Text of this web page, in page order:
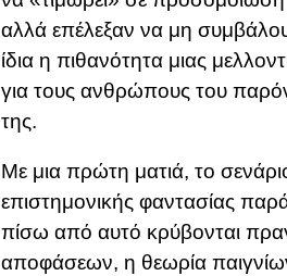
αλλά επέλεξαν να μη
ίδια η πιθανότητα μιας
για τους ανθρώπους του
της.
Με μια πρώτη ματιά, το
επιστημονικής φαντασίας
πίσω από αυτό κρύβονται
αποφάσεων, η θεωρία